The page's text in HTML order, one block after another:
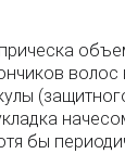
волос
бы